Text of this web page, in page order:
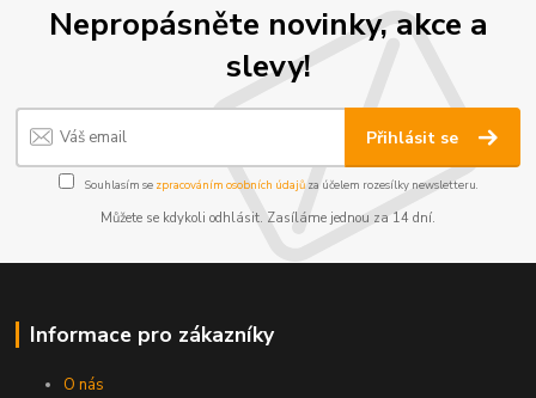
Nepropásněte novinky, akce a
slevy!
Přihlásit se
Souhlasím se zpracováním osobních údajůza účelem rozesílky newsletteru.
Můžete se kdykoli odhlásit. Zasíláme jednou za 14 dní.
Informace pro zákazníky
O nás